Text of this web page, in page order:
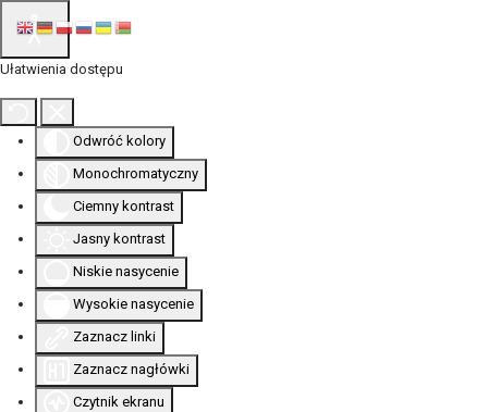
Ułatwienia dostępu
Odwróć kolory
Monochromatyczny
Ciemny kontrast
Jasny kontrast
Niskie nasycenie
Wysokie nasycenie
Zaznacz linki
Zaznacz nagłówki
Czytnik ekranu